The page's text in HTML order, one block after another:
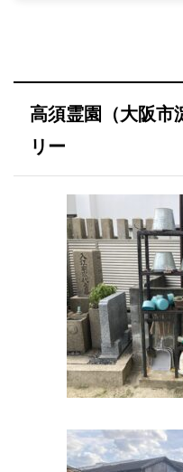
高須霊園（大阪市
リー